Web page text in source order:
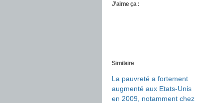
J’aime ça :
Similaire
La pauvreté a fortement
augmenté aux Etats-Unis
en 2009, notamment chez